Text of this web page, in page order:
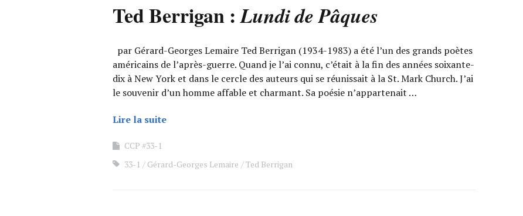
Ted Berrigan :Lundi de Pâques
par Gérard-Georges Lemaire Ted Berrigan (1934-1983) a été l’un des grands poètes
américains de l’après-guerre. Quand je l’ai connu, c’était à la fin des années soixante-
dix à New York et dans le cercle des auteurs qui se réunissait à la St. Mark Church. J’ai
le souvenir d’un homme affable et charmant. Sa poésie n’appartenait …
Lire la suite
CCP #33-1
33-1
Gérard-Georges Lemaire Ted Berrigan